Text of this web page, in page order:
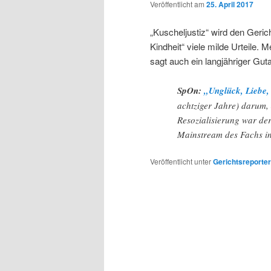
Veröffentlicht am 25. April 2017
„Kuscheljustiz“ wird den
Kindheit“ viele milde Urteile.
sagt auch ein langjähriger
SpOn: „Unglück,
achtziger Jahre)
Resozialisierung war
Mainstream des Fachs
Veröffentlicht unterGerichtsreporter